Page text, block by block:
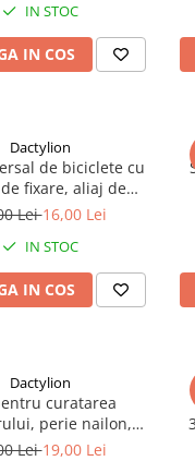
IN STOC
IN COS
Dactylion
de biciclete cu
fixare, aliaj de
suruburi incluse -
Lei16,00 Lei
IN STOC
IN COS
Dactylion
curatarea
perie nailon,
seringa, furtun,
Lei19,00 Lei